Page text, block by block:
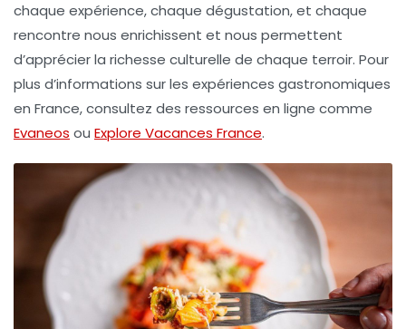
chaque expérience, chaque dégustation, et chaque
rencontre nous enrichissent et nous permettent
d’apprécier la richesse culturelle de chaque terroir. Pour
plus d’informations sur les expériences gastronomiques
en France, consultez des ressources en ligne comme
Evaneos ou Explore Vacances France.